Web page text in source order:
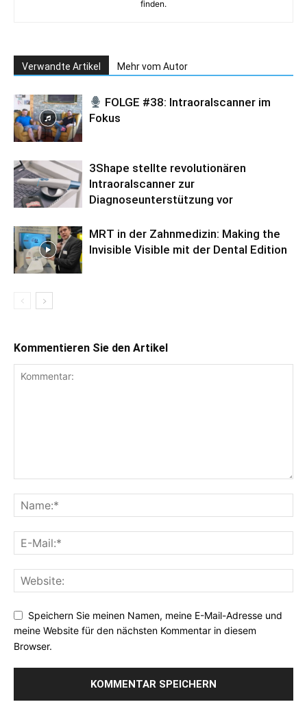
finden.
Verwandte Artikel Mehr vom Autor
FOLGE #38: Intraoralscanner im
Fokus
3Shape stellte revolutionären
Intraoralscanner zur
Diagnoseunterstützung vor
MRT in der Zahnmedizin: Making the
Invisible Visible mit der Dental Edition
Kommentieren Sie den Artikel
Speichern Sie meinen Namen, meine E-Mail-Adresse und
meine Website für den nächsten Kommentar in diesem
Browser.